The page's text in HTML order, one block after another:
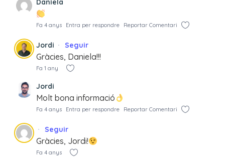
Daniela
Fa 4 anys Entra per respondre Reportar Comentari
Jordi Seguir
Gràcies, Daniela!!!
Fa 1 any
Jordi
Molt bona informació
Fa 4 anys Entra per respondre Reportar Comentari
Seguir
Gràcies, Jordi!
Fa 4 anys